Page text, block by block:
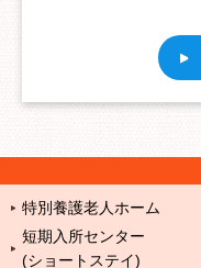
特別養護老人ホーム
短期入所センター
(ショートステイ)